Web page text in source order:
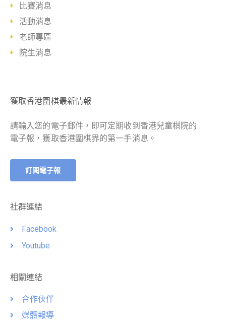
比賽消息
活動消息
老師專區
院生消息
獲取香港圍棋最新情報
請輸入您的電子郵件，即可定期收到香港兒童棋院的
電子報，獲取香港圍棋界的第一手消息。
訂閱電子報
社群連結
Facebook
Youtube
相關連結
合作伙伴
媒體報導